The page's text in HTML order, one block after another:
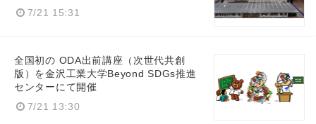
7/21 15:31
全国初の ODA出前講座（次世代共創
版）を金沢工業大学Beyond SDGs推進
センターにて開催
7/21 13:30